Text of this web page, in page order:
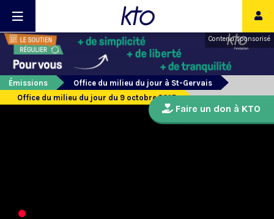
Contenu sponsorisé
Émissions
Office du milieu du jour à St-Gervais
Office du milieu du jour du 9 octobre 2015
Faire un don à KTO